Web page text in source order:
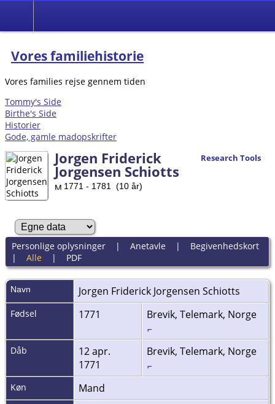
Vores familiehistorie
Vores families rejse gennem tiden
Tommy's Side
Birthe's Side
Historier
Gode, gamle madopskrifter
Research Tools
Jorgen Friderick
Jorgensen Schiotts
1771 - 1781 (10 år)
Personlige oplysninger| Anetavle | Begivenhedskort
| Alle | PDF
Navn Jorgen Friderick Jorgensen Schiotts
Fødsel 1771 Brevik, Telemark, Norge
Dåb
12 apr.
1771
Brevik, Telemark, Norge
Køn Mand